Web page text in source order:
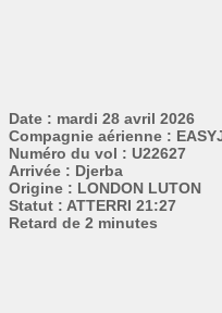
Date : mardi 28 avril 2026
Compagnie aérienne :
Numéro du vol : U22627
Arrivée : Djerba
Origine : LONDON LUTON
Statut : ATTERRI 21:27
Retard de 2 minutes